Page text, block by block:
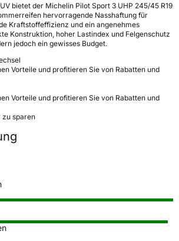
bietet der Michelin Pilot Sport 3 UHP 245/45 R19
hervorragende Nasshaftung für
Kraftstoffeffizienz und ein angenehmes
Konstruktion, hoher Lastindex und Felgenschutz
jedoch ein gewisses Budget.
Vorteile und profitieren Sie von Rabatten und
Vorteile und profitieren Sie von Rabatten und
zu sparen